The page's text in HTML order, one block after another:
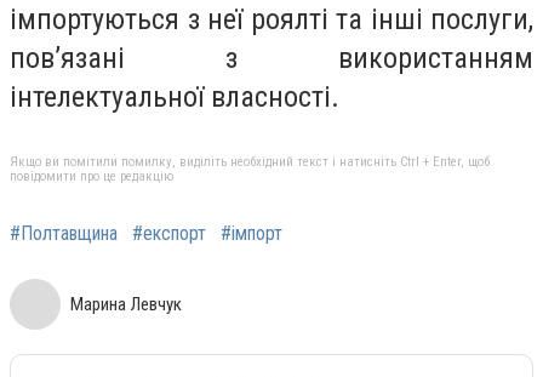
імпортуються з неї роялті та інші послуги,
пов’язані з використанням
інтелектуальної власності.
Якщо ви помітили помилку, виділіть необхідний текст і натисніть Ctrl + Enter, щоб
повідомити про це редакцію
#Полтавщина #експорт #імпорт
Марина Левчук